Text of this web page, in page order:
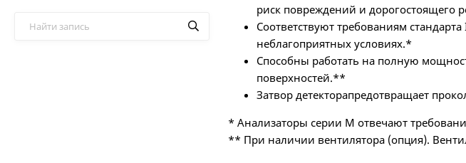
риск повреждений и дорогостоящего
Соответствуют требованиям
неблагоприятных условиях.*
Способны работать на полную
поверхностей.**
Затвор детекторапредотвращает
* Анализаторы серии M отвечают
** При наличии вентилятора (опция).